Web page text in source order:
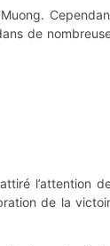
de
l’attention
de la